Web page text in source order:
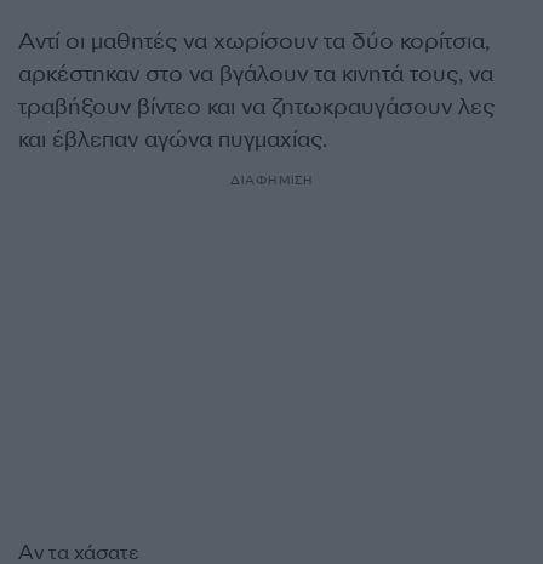
Αντί οι μαθητές να χωρίσουν τα δύο κορίτσια,
αρκέστηκαν στο να βγάλουν τα κινητά τους, να
τραβήξουν βίντεο και να ζητωκραυγάσουν λες
και έβλεπαν αγώνα πυγμαχίας.
ΔΙΑΦΗΜΙΣΗ
Αν τα χάσατε